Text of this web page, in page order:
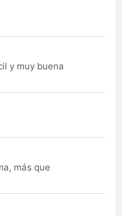
y muy buena
más que